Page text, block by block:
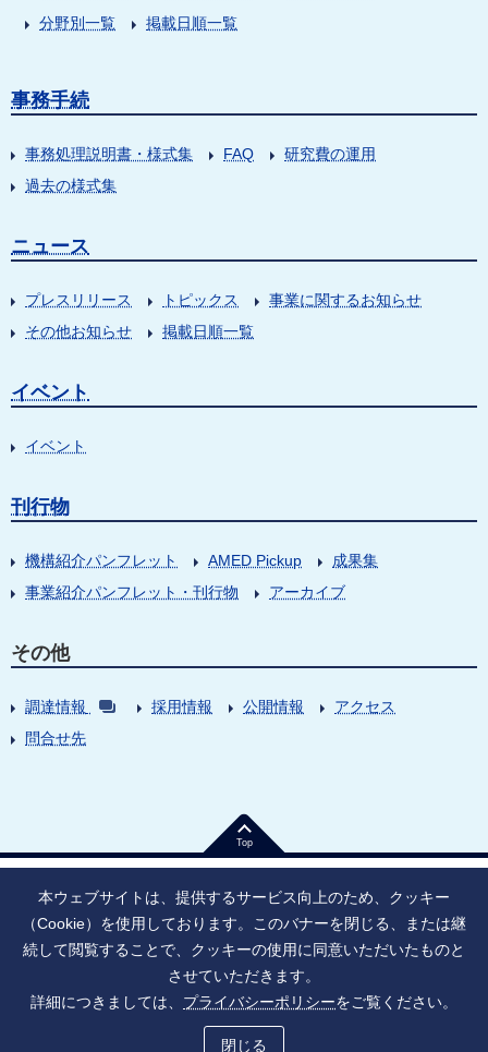
分野別一覧
掲載日順一覧
事務手続
事務処理説明書・様式集 FAQ
研究費の運用
過去の様式集
ニュース
プレスリリース トピックス
事業に関するお知らせ
その他お知らせ
掲載日順一覧
イベント
イベント
刊行物
機構紹介パンフレット AMED Pickup
成果集
事業紹介パンフレット・刊行物
アーカイブ
その他
調達情報 採用情報 公開情報
アクセス
問合せ先
Top
法人番号：9010005023796 東京都千代田区大手町1丁目7番1号
寄附のお願い
ご利用上の注意
ソーシャル・ネットワーキング・サービス運用ポリシー
アクセシビリティ
本ウェブサイトは、提供するサービス向上のため、クッキー
（Cookie）を使用しております。このバナーを閉じる、または継
続して閲覧することで、クッキーの使用に同意いただいたものと
させていただきます。
詳細につきましては、 プライバシーポリシーをご覧ください。
閉じる